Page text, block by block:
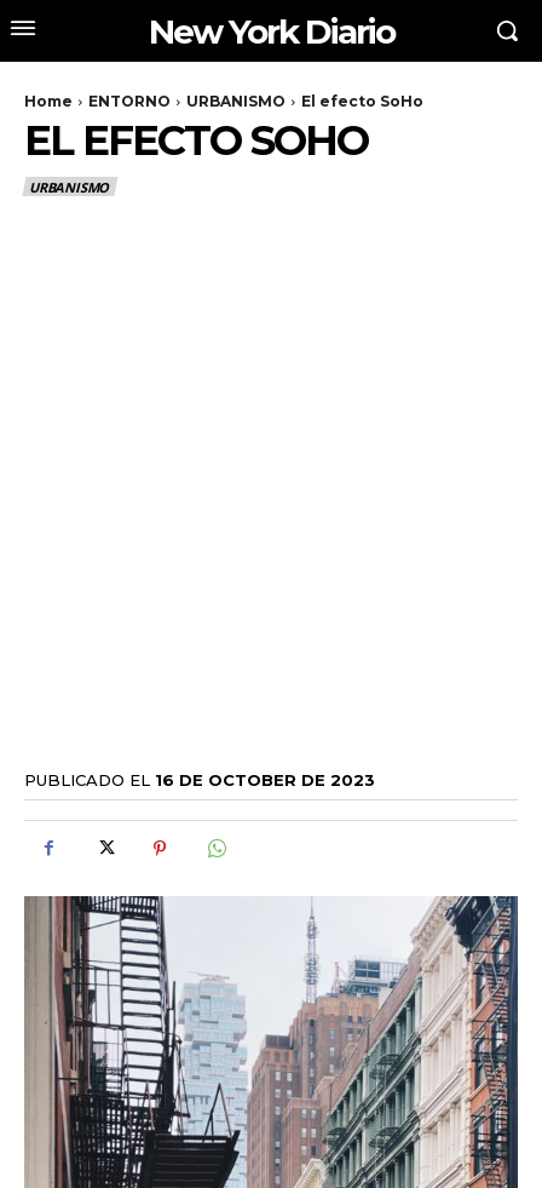
New York Diario
Home ENTORNO URBANISMO El efecto SoHo
EL EFECTO SOHO
URBANISMO
PUBLICADO EL 16 DE OCTOBER DE 2023